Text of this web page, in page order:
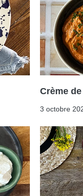
Crème
3 octobre